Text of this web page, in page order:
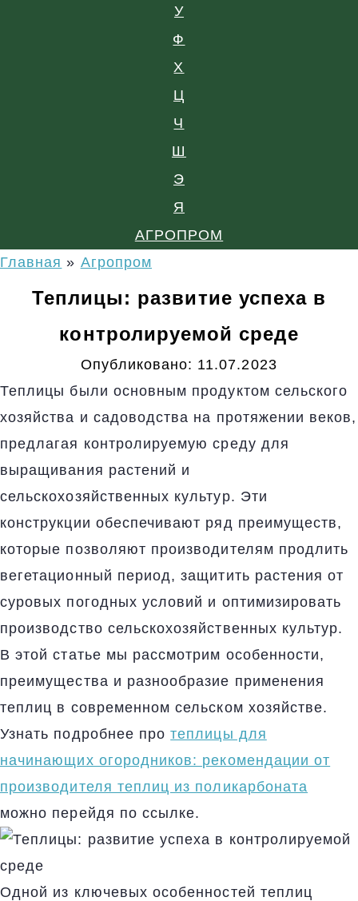
У
Ф
Х
Ц
Ч
Ш
Э
Я
АГРОПРОМ
Главная » Агропром
Теплицы: развитие успеха в
контролируемой среде
Опубликовано: 11.07.2023
Теплицы были основным продуктом сельского
хозяйства и садоводства на протяжении веков,
предлагая контролируемую среду для
выращивания растений и
сельскохозяйственных культур. Эти
конструкции обеспечивают ряд преимуществ,
которые позволяют производителям продлить
вегетационный период, защитить растения от
суровых погодных условий и оптимизировать
производство сельскохозяйственных культур.
В этой статье мы рассмотрим особенности,
преимущества и разнообразие применения
теплиц в современном сельском хозяйстве.
Узнать подробнее протеплицы для
начинающих огородников: рекомендации от
производителя теплиц из поликарбоната
можно перейдя по ссылке.
Одной из ключевых особенностей теплиц